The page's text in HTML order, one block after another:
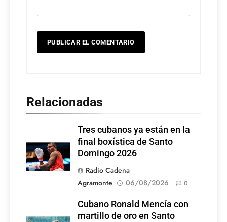
Relacionadas
Tres cubanos ya están en la
final boxística de Santo
Domingo 2026
Radio Cadena
Agramonte
06/08/2026 0
Cubano Ronald Mencía con
martillo de oro en Santo